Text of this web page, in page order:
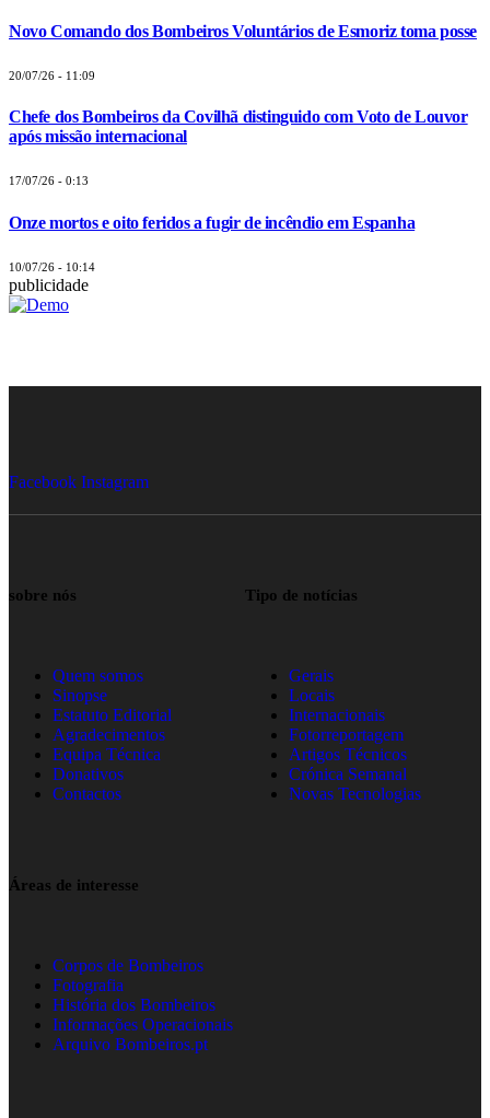
Novo Comando dos Bombeiros Voluntários de Esmoriz toma posse
20/07/26 - 11:09
Chefe dos Bombeiros da Covilhã distinguido com Voto de Louvor
após missão internacional
17/07/26 - 0:13
Onze mortos e oito feridos a fugir de incêndio em Espanha
10/07/26 - 10:14
publicidade
Facebook Instagram
sobre nós
Quem somos
Sinopse
Estatuto Editorial
Agradecimentos
Equipa Técnica
Donativos
Contactos
Tipo de notícias
Gerais
Locais
Internacionais
Fotorreportagem
Artigos Técnicos
Crónica Semanal
Novas Tecnologias
Áreas de interesse
Corpos de Bombeiros
Fotografia
História dos Bombeiros
Informações Operacionais
Arquivo Bombeiros.pt